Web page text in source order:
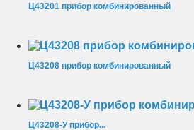
Ц43201 прибор комбинированный
Ц43208 прибор комбинированный
Ц43208-У прибор...